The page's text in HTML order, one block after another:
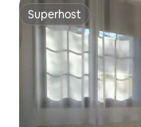
Superhost
Superhost